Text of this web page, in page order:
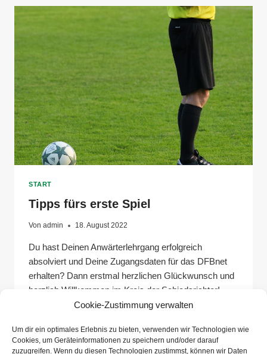
Cookie-Zustimmung verwalten
Um dir ein optimales Erlebnis zu bieten, verwenden wir Technologien wie
Cookies, um Geräteinformationen zu speichern und/oder darauf
zuzugreifen. Wenn du diesen Technologien zustimmst, können wir Daten
START
Tipps fürs erste Spiel
Von admin 18. August 2022
Du hast Deinen Anwärterlehrgang erfolgreich
absolviert und Deine Zugangsdaten für das DFBnet
erhalten? Dann erstmal herzlichen Glückwunsch und
herzlich Willkommen im Kreis der Schiedsrichter!
Dein nächster Meilenstein wird das erste Spiel.
davor haben Fehler zu machen. Das ist ganz
natürlich. Im Folgenden findest Du die wichtigsten